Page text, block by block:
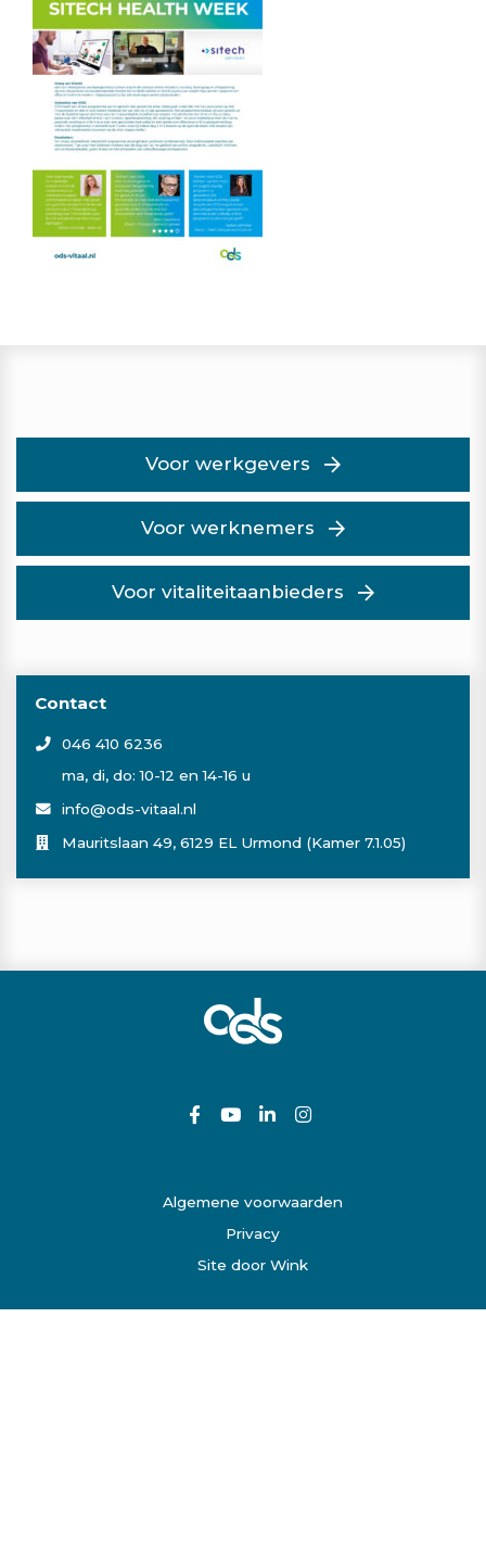
Voor werkgevers
Voor werknemers
Voor vitaliteitaanbieders
Contact
046 410 6236
ma, di, do: 10-12 en 14-16 u
info@ods-vitaal.nl
Mauritslaan 49, 6129 EL Urmond (Kamer 7.1.05)
Algemene voorwaarden
Privacy
Site door Wink